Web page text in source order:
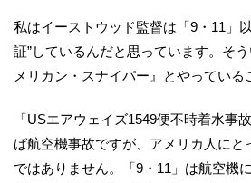
私はイーストウッド監督は「9・11」
証”しているんだと思っています。そ
メリカン・スナイパー』とやっている
「USエアウェイズ1549便不時着水事
ば航空機事故ですが、アメリカ人にと
ではありません。「9・11」は航空機